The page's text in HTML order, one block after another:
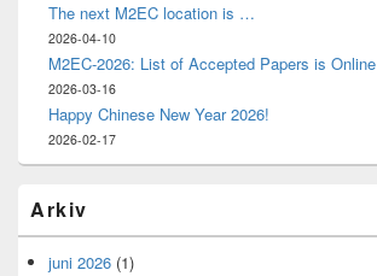
The next M2EC location is …
2026-04-10
M2EC-2026: List of Accepted Papers is Online
2026-03-16
Happy Chinese New Year 2026!
2026-02-17
Arkiv
juni 2026 (1)